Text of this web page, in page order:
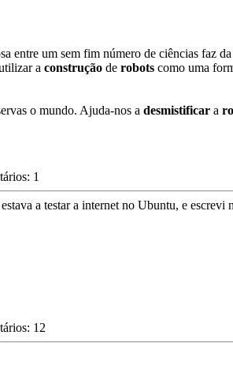
entre um sem fim número de ciências faz
a construção de robots como uma
o mundo. Ajuda-nos a desmistificar a
1
a testar a internet no Ubuntu, e escrevi
12